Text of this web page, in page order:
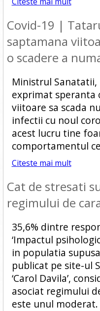
Covid-19 |
saptamana
o scadere a
Ministrul Sanatatii,
exprimat speranta
viitoare sa scada
infectii cu noul
acest lucru tine
comportamentul
Citeste mai mult
Cat de stresati
regimului de
35,6% dintre
‘Impactul
in populatia
publicat pe site-ul
‘Carol Davila’,
asociat regimului
este unul moderat.